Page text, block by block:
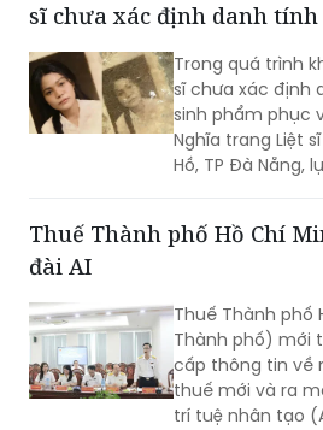
sĩ chưa xác định danh tính
Trong quá trình
sĩ chưa xác định
sinh phẩm phục
Nghĩa trang Liệt
Hồ, TP Đà Nẵng,
Thuế Thành phố Hồ Chí
đài AI
Thuế Thành phố
Thành phố) mới
cấp thông tin về
thuế mới và ra
trí tuệ nhân tạo